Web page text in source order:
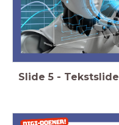
Slide 5 - Tekstslide